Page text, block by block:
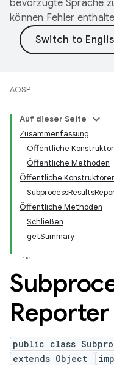
bevorzugte Sprache
können Fehler
AOSP
Auf dieser Seite
Zusammenfassung
Öffentliche
Öffentliche Methoden
Öffentliche
Öffentliche Methoden
Schließen
getSummary
Reporter
public class
extends Object